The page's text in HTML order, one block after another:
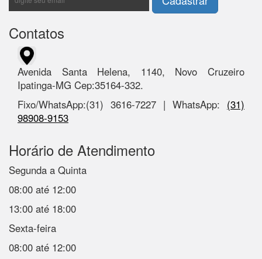
Contatos
Avenida Santa Helena, 1140, Novo Cruzeiro
Ipatinga-MG Cep:35164-332.
Fixo/WhatsApp:(31) 3616-7227 | WhatsApp: (31)
98908-9153
Horário de Atendimento
Segunda a Quinta
08:00 até 12:00
13:00 até 18:00
Sexta-feira
08:00 até 12:00